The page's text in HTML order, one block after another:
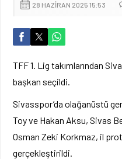
28 HAZIRAN 2025 15:53
TFF 1. Lig takımlarından
başkan seçildi.
Sivasspor’da olağanüstü
Toy ve Hakan Aksu, Sivas
Osman Zeki Korkmaz, il
gerçekleştirildi.